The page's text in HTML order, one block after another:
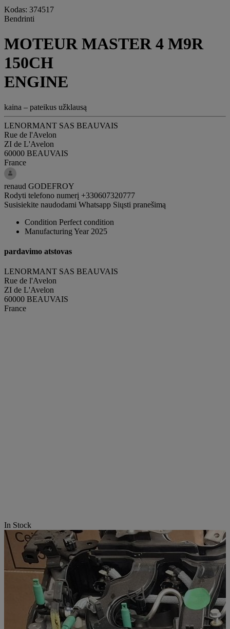
Kodas: 374517
Bendrinti
MOTEUR MASTER 4 M9R
150CH
ENGINE
kaina – pateikus užklausą
LENORMANT SAS BEAUVAIS
Rue de l'Avelon
ZI de L'Avelon
60000 BEAUVAIS
France
renaud GODEFROY
Rodyti telefono numerį +330607320777
Susisiekite naudodami Whatsapp Siųsti pranešimą
Condition Perfect condition
Manufacturing Year 2025
pardavimo atstovas
LENORMANT SAS BEAUVAIS
Rue de l'Avelon
ZI de L'Avelon
60000 BEAUVAIS
France
In Stock